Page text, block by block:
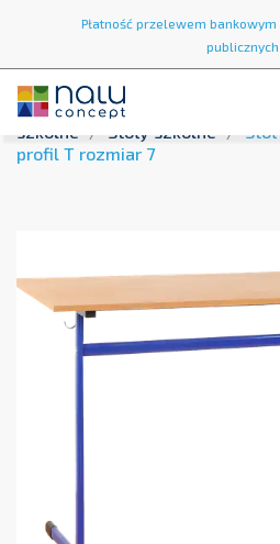
Płatność przelewem
publicznych
Strona główna
szkolne
Stoły szkolne
profil T rozmiar 7